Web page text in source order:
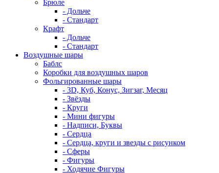
Брюле
- Дольче
- Стандарт
Крафт
- Дольче
- Стандарт
Воздушные шары
Баблс
Коробки для воздушных шаров
Фольгированные шары
- 3D, Куб, Конус, Зигзаг, Месяц
- Звёзды
- Круги
- Мини фигуры
- Надписи, Буквы
- Сердца
- Сердца, круги и звезды с рисунком
- Сферы
- Фигуры
- Ходячие Фигуры